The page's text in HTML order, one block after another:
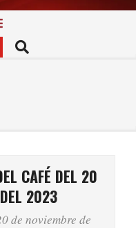
Search
CAFÉ DEL 20
2023
de noviembre de